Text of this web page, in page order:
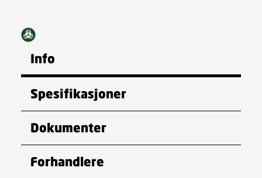
Info
Spesifikasjoner
Dokumenter
Forhandlere